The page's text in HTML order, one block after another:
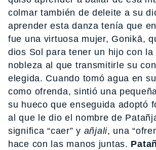
colmar también de deleite a su
aprender esta danza tenía que
fue una virtuosa mujer, Gonikā,
dios Sol para tener un hijo con la
nobleza al que transmitirle su
elegida. Cuando tomó agua en
como ofrenda, sintió una
su hueco que enseguida adoptó
al que le dio el nombre de
significa “caer” y añjali, una
hace con las manos juntas.